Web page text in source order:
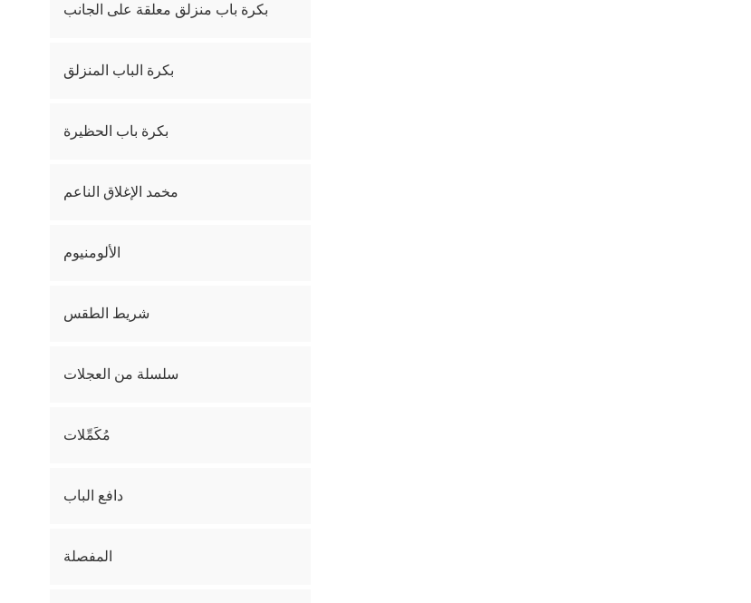
بكرة باب منزلق معلقة على الجانب
بكرة الباب المنزلق
بكرة باب الحظيرة
مخمد الإغلاق الناعم
الألومنيوم
شريط الطقس
سلسلة من العجلات
مُكَمِّلات
دافع الباب
المفصلة